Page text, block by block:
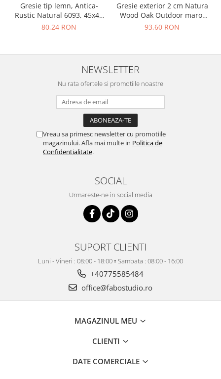
Gresie tip lemn, Antica-
Rustic Natural 6093, 45x45
cm, portelanata, bej, finisaj
80,24 RON
Gresie exterior 2 cm Natura
Wood Oak Outdoor maro,
0.73mp/cut
93,60 RON
NEWSLETTER
Nu rata ofertele si promotiile noastre
Vreau sa primesc newsletter cu promotiile
magazinului. Afla mai multe in Politica de
Confidentialitate.
SOCIAL
Urmareste-ne in social media
SUPORT CLIENTI
Luni - Vineri : 08:00 - 18:00 ▫️ Sambata : 08:00 - 16:00
+40775585484
office@fabostudio.ro
MAGAZINUL MEU
CLIENTI
DATE COMERCIALE